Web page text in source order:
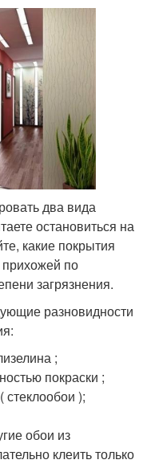
два вида
остановиться на
какие покрытия
прихожей по
загрязнения.
разновидности
;
покраски ;
стеклообои );
обои из
клеить только